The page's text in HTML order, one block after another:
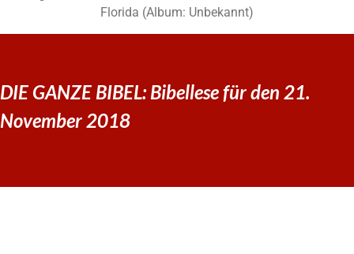
Florida (Album: Unbekannt)
DIE GANZE BIBEL: Bibellese für den 21.
November 2018